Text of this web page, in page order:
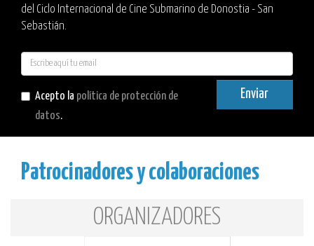
del Ciclo Internacional de Cine Submarino de Donostia - San
Sebastián.
Acepto la política de protección de
datos.
Enviar
Patrocinadores y colaboraciones
ORGANIZADORES